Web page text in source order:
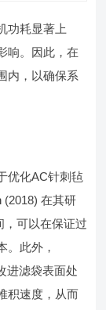
功耗显著上
响。因此，在
内，以确保系
优化AC针刺毡
(2018) 在其研
，可以在保证过
。此外，
进滤袋表面处
积速度，从而